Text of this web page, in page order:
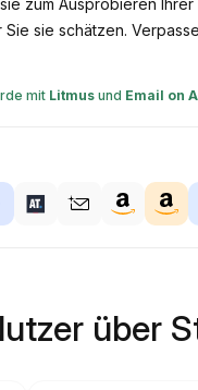
zum Ausprobieren
sie schätzen.
mit Litmus und Email on
über